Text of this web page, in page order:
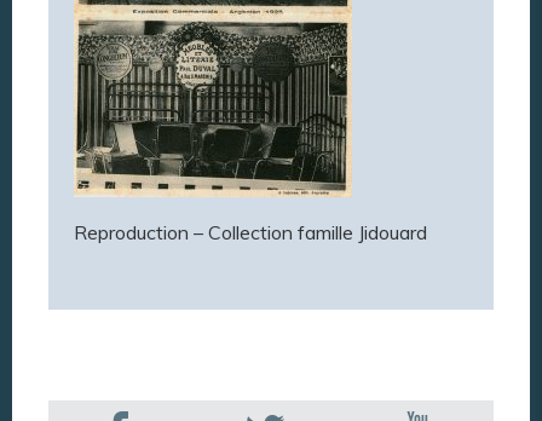
Reproduction – Collection famille Jidouard